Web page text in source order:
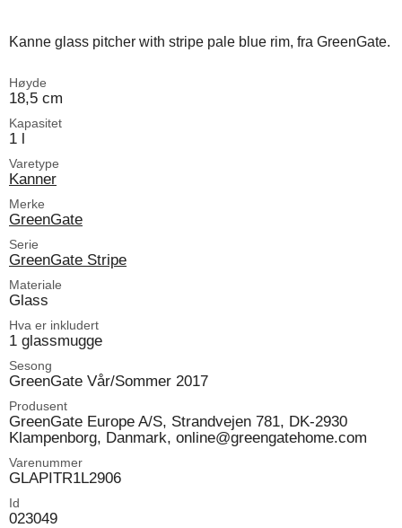
Kanne glass pitcher with stripe pale blue rim, fra GreenGate.
Høyde
18,5 cm
Kapasitet
1 l
Varetype
Kanner
Merke
GreenGate
Serie
GreenGate Stripe
Materiale
Glass
Hva er inkludert
1 glassmugge
Sesong
GreenGate Vår/Sommer 2017
Produsent
GreenGate Europe A/S, Strandvejen 781, DK-2930
Klampenborg, Danmark, online@greengatehome.com
Varenummer
GLAPITR1L2906
Id
023049